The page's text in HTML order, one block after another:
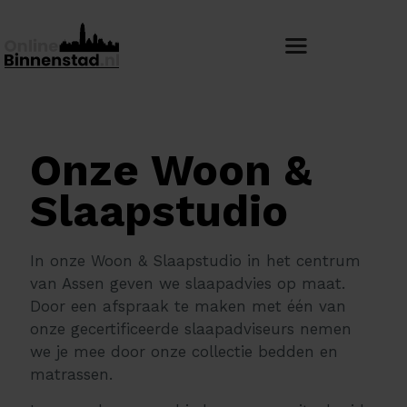
Onze Woon &
Slaapstudio
In onze Woon & Slaapstudio in het centrum
van Assen geven we slaapadvies op maat.
Door een afspraak te maken met één van
onze gecertificeerde slaapadviseurs nemen
we je mee door onze collectie bedden en
matrassen.